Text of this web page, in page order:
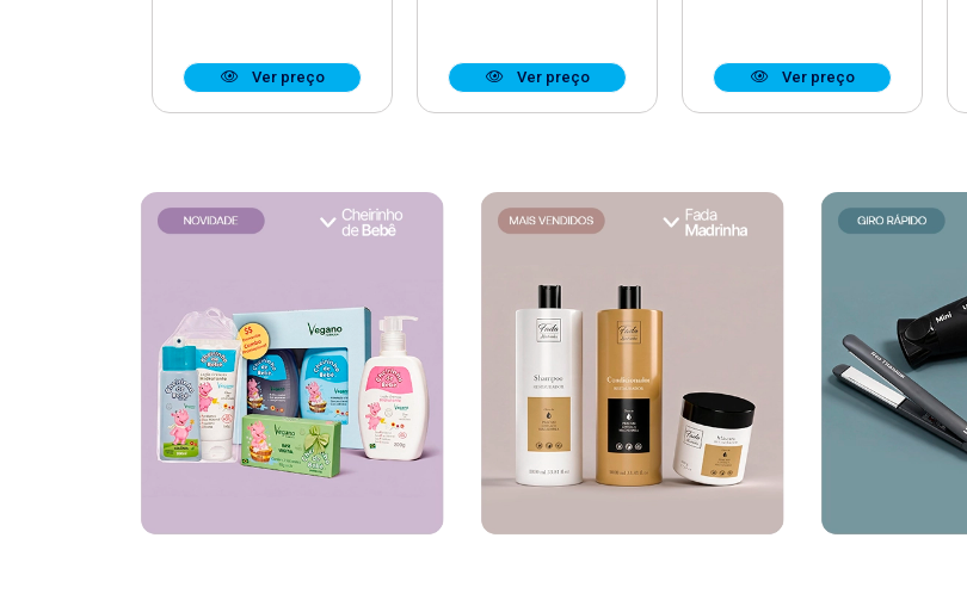
Ver preço Ver preço Ver preço